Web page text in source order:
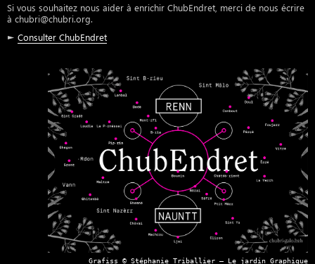
Si vous souhaitez nous aider à enrichir ChubEndret, merci de nous écrire
à chubri@chubri.org.
► Consulter ChubEndret
Grafiss © Stéphanie Triballier – Le jardin Graphique